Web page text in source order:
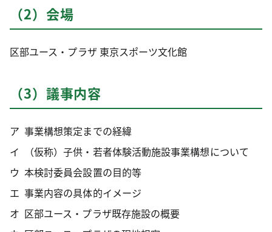
（2）会場
区部ユース・プラザ 東京スポーツ文化館
（3）議事内容
事業構想策定までの経緯
（仮称）子供・若者体験活動施設事業構想について
本検討委員会設置の目的等
事業内容の具体的イメージ
区部ユース・プラザ既存施設の概要